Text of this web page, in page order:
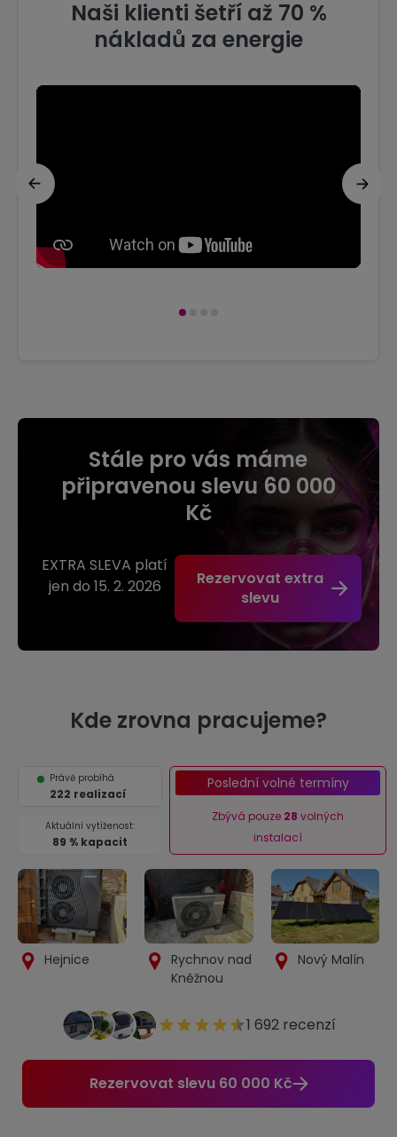
Naši klienti šetří až 70 %
nákladů za energie
Stále pro vás máme
připravenou slevu 60 000
Kč
EXTRA SLEVA platí
jen do 15. 2. 2026
Rezervovat extra
slevu
Kde zrovna pracujeme?
Právě probíhá
222 realizací
Aktuální vytíženost:
89 % kapacit
Poslední volné termíny
Zbývá pouze 28 volných
instalací
Hejnice
Detail
realizace
Rychnov nad
Kněžnou
realizace
Nový Malín
Detail
realizace
1 692 recenzí
Rezervovat slevu 60 000 Kč